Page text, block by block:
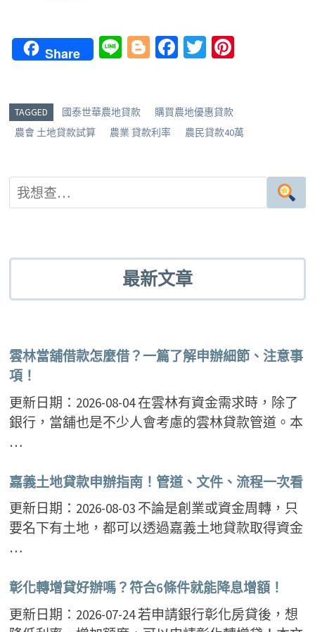
Share
Li Bl
g
er
Fa
o
o
T
er
t
TAGGED 國泰世華農地貸款
購買農地優惠貸款
農會 土地貸款試算
農業 貸款利率 農民貸款40萬
最新文章
雲林當舖借款怎麼借？一篇了解申辦細節、注意事
項！
更新日期：2026-08-04 在雲林有資金需求時，除了
銀行，當舖也是不少人會考慮的雲林貸款管道。本
…
嘉義土地貸款申辦指南！管道、文件、流程一次看
更新日期：2026-08-03 不論是創業或資金周轉，只
要名下有土地，都可以透過嘉義土地貸款取得資金
…
彰化轉增貸好辦嗎？符合6條件就能降息增額！
更新日期：2026-07-24 若申請銀行彰化房貸後，想